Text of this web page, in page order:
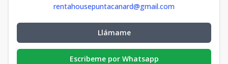
rentahousepuntacanard@gmail.com
Llámame
Escribeme por Whatsapp